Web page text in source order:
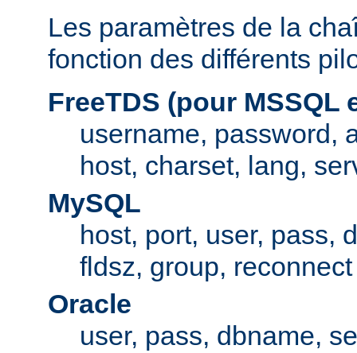
Les paramètres de la
fonction des différents
FreeTDS (pour MSSQL
username, password,
host, charset, lang,
MySQL
host, port, user, pass,
fldsz, group, reconnect
Oracle
user, pass, dbname,